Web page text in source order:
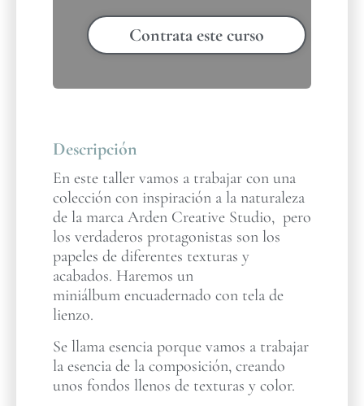
Contrata este curso
Descripción
En este taller vamos a trabajar con una
colección con inspiración a la naturaleza
de la marca Arden Creative Studio, pero
los verdaderos protagonistas son los
papeles de diferentes texturas y
acabados. Haremos un
miniálbum encuadernado con tela de
lienzo.
Se llama esencia porque vamos a trabajar
la esencia de la composición, creando
unos fondos llenos de texturas y color.